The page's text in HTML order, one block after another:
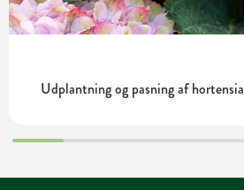
Udplantning og pasning af hortensia